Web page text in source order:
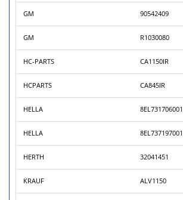
GM 90542409
GM R1030080
HC-PARTS CA1150IR
HCPARTS CA845IR
HELLA 8EL731706001
HELLA 8EL737197001
HERTH 32041451
KRAUF ALV1150